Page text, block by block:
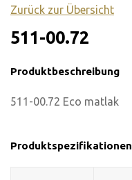
Zurück zur Übersicht
511-00.72
Produktbeschreibung
511-00.72 Eco matlak
Produktspezifikationen